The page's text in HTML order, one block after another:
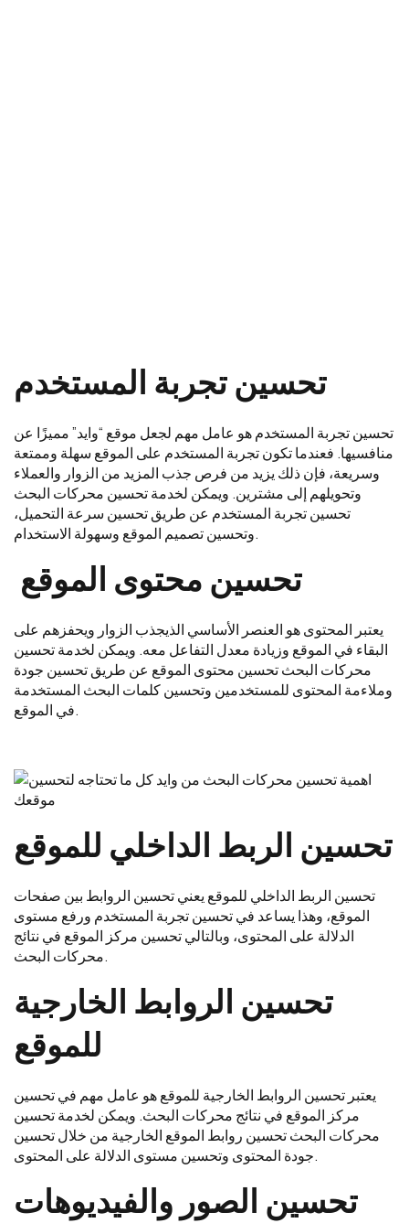
تحسين تجربة المستخدم
تحسين تجربة المستخدم هو عامل مهم لجعل موقع “وايد” مميزًا عن
منافسيها. فعندما تكون تجربة المستخدم على الموقع سهلة وممتعة
وسريعة، فإن ذلك يزيد من فرص جذب المزيد من الزوار والعملاء
وتحويلهم إلى مشترين. ويمكن لخدمة تحسين محركات البحث
تحسين تجربة المستخدم عن طريق تحسين سرعة التحميل،
وتحسين تصميم الموقع وسهولة الاستخدام.
تحسين محتوى الموقع
يعتبر المحتوى هو العنصر الأساسي الذيجذب الزوار ويحفزهم على
البقاء في الموقع وزيادة معدل التفاعل معه. ويمكن لخدمة تحسين
محركات البحث تحسين محتوى الموقع عن طريق تحسين جودة
وملاءمة المحتوى للمستخدمين وتحسين كلمات البحث المستخدمة
في الموقع.
تحسين الربط الداخلي للموقع
تحسين الربط الداخلي للموقع يعني تحسين الروابط بين صفحات
الموقع، وهذا يساعد في تحسين تجربة المستخدم ورفع مستوى
الدلالة على المحتوى، وبالتالي تحسين مركز الموقع في نتائج
محركات البحث.
تحسين الروابط الخارجية
للموقع
يعتبر تحسين الروابط الخارجية للموقع هو عامل مهم في تحسين
مركز الموقع في نتائج محركات البحث. ويمكن لخدمة تحسين
محركات البحث تحسين روابط الموقع الخارجية من خلال تحسين
جودة المحتوى وتحسين مستوى الدلالة على المحتوى.
تحسين الصور والفيديوهات